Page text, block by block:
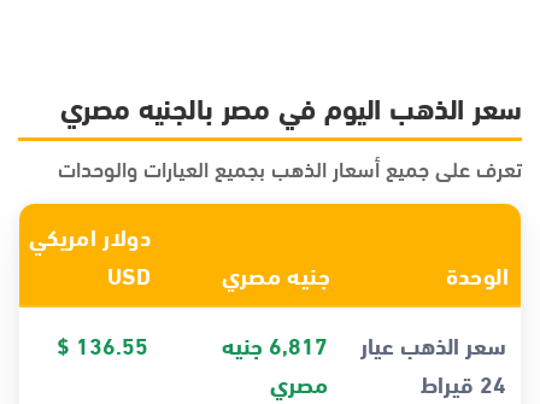
سعر الذهب اليوم في مصر بالجنيه مصري
تعرف على جميع أسعار الذهب بجميع العيارات والوحدات
الوحدة جنيه مصري
دولار امريكي
USD
سعر الذهب عيار
24 قيراط
6,817 جنيه
مصري
136.55 $